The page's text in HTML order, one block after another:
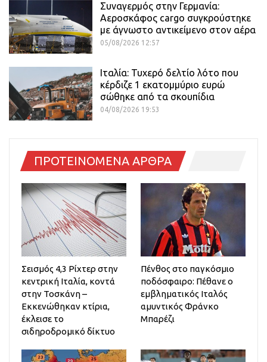
Συναγερμός στην Γερμανία:
Αεροσκάφος cargo συγκρούστηκε
με άγνωστο αντικείμενο στον αέρα
05/08/2026 12:57
Ιταλία: Τυχερό δελτίο λότο που
κέρδιζε 1 εκατομμύριο ευρώ
σώθηκε από τα σκουπίδια
04/08/2026 19:53
ΠΡΟΤΕΙΝΟΜΕΝΑ ΑΡΘΡΑ
Σεισμός 4,3 Ρίχτερ στην
κεντρική Ιταλία, κοντά
στην Τοσκάνη –
Εκκενώθηκαν κτίρια,
έκλεισε το
σιδηροδρομικό δίκτυο
Πένθος στο παγκόσμιο
ποδόσφαιρο: Πέθανε ο
εμβληματικός Ιταλός
αμυντικός Φράνκο
Μπαρέζι